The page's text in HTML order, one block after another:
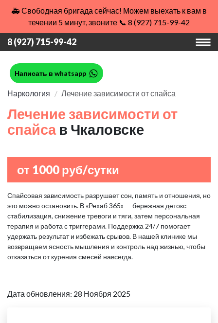
🚑 Свободная бригада сейчас! Можем выехать к вам в
течении 5 минут, звоните 📞 8 (927) 715-99-42
8 (927) 715-99-42
Написать в whatsapp
Наркология Лечение зависимости от спайса
Лечение зависимости от
спайса в Чкаловске
от 1000 руб/сутки
Спайсовая зависимость разрушает сон, память и отношения, но
это можно остановить. В «Рехаб 365» — бережная детокс
стабилизация, снижение тревоги и тяги, затем персональная
терапия и работа с триггерами. Поддержка 24/7 помогает
удержать результат и избежать срывов. В нашей клинике мы
возвращаем ясность мышления и контроль над жизнью, чтобы
отказаться от курения смесей навсегда.
Дата обновления: 28 Ноября 2025